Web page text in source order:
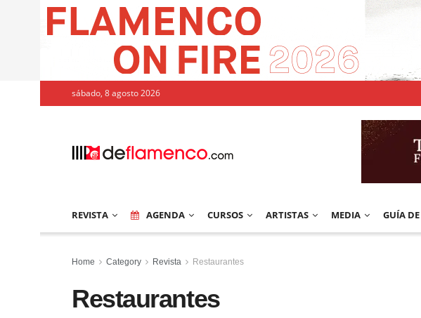
sábado, 8 agosto 2026
REVISTA AGENDA CURSOS ARTISTAS MEDIA GUÍA
Home Category Revista Restaurantes
Restaurantes